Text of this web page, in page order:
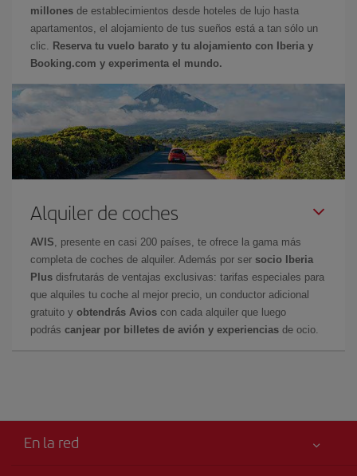
millones de establecimientos desde hoteles de lujo hasta
apartamentos, el alojamiento de tus sueños está a tan sólo un
clic.
Reserva tu vuelo barato y tu alojamiento con Iberia y
Booking.com y experimenta el mundo.
Alquiler de coches
AVIS , presente en casi 200 países, te ofrece la gama más
completa de coches de alquiler. Además por ser socio Iberia
Plus disfrutarás de ventajas exclusivas: tarifas especiales para
que alquiles tu coche al mejor precio, un conductor adicional
gratuito y obtendrás Avios con cada alquiler que luego
podrás canjear por billetes de avión y experiencias de ocio.
En la red